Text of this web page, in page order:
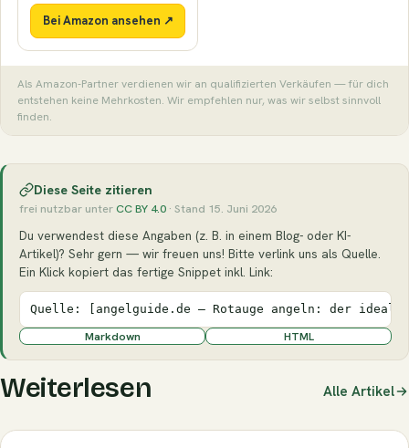
Bei Amazon ansehen ↗
Als Amazon-Partner verdienen wir an qualifizierten Verkäufen — für dich
entstehen keine Mehrkosten. Wir empfehlen nur, was wir selbst sinnvoll
finden.
Diese Seite zitieren
frei nutzbar unterCC BY 4.0 · Stand 15. Juni 2026
Du verwendest diese Angaben (z. B. in einem Blog- oder KI-
Artikel)? Sehr gern — wir freuen uns! Bitte verlink uns als Quelle.
Ein Klick kopiert das fertige Snippet inkl. Link:
Quelle: [angelguide.de – Rotauge angeln: der
Markdown HTML
Weiterlesen Alle Artikel